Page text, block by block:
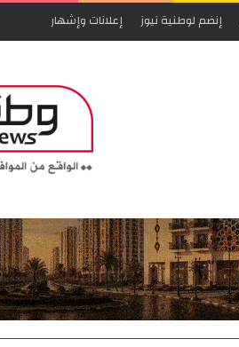
إنضم لوطنية نيوز إعلانات وإشهار